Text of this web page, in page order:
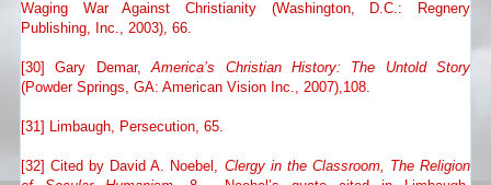
Waging War Against Christianity (Washington, D.C.: Regnery
Publishing, Inc., 2003), 66.
[30] Gary Demar,America’s Christian History: The Untold Story
(Powder Springs, GA: American Vision Inc., 2007),108.
[31] Limbaugh, Persecution, 65.
[32] Cited by David A. Noebel, Clergy in the Classroom, The Religion